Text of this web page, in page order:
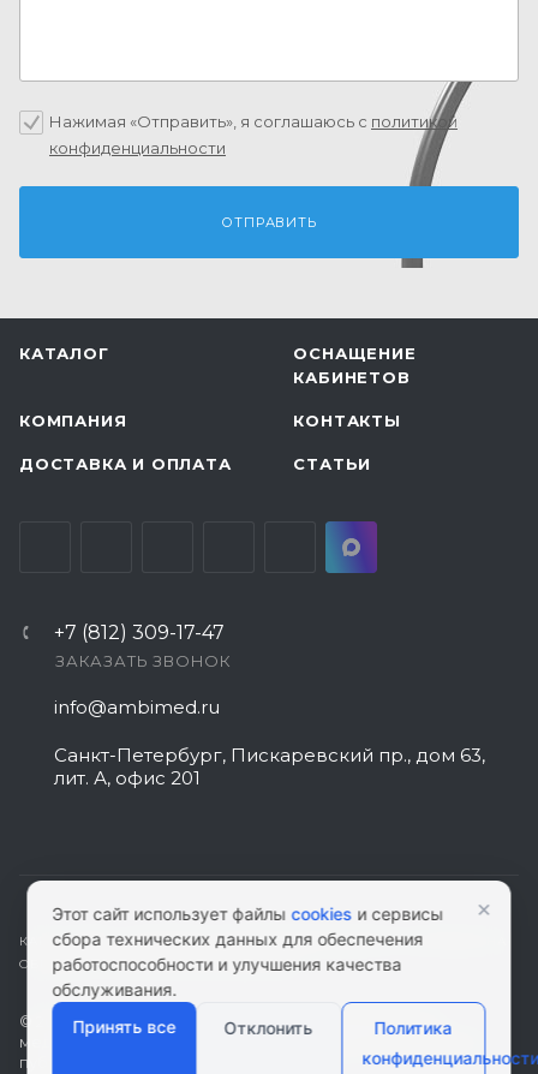
Нажимая «Отправить», я соглашаюсь c политикой
конфиденциальности
КАТАЛОГ
ОСНАЩЕНИЕ
КАБИНЕТОВ
КОМПАНИЯ КОНТАКТЫ
ДОСТАВКА И ОПЛАТА СТАТЬИ
+7 (812) 309-17-47
ЗАКАЗАТЬ ЗВОНОК
info@ambimed.ru
Санкт-Петербург, Пискаревский пр., дом 63,
лит. А, офис 201
КАРТА САЙТА|ПОЛИТИКА КОНФИДЕНЦИАЛЬНОСТИ|СОГЛАСИЕ НА
ОБРАБОТКУ ПЕРСОНАЛЬНЫХ ДАННЫХ
© 2026 ambimed.ru - Медицинское оборудование и
медтехника. Информация на этом ресурсе не является
публичной офертой.
Этот сайт использует файлыcookies и сервисы
сбора технических данных для обеспечения
работоспособности и улучшения качества
обслуживания.
Принять все
Отклонить
Политика
конфиденциальности
×